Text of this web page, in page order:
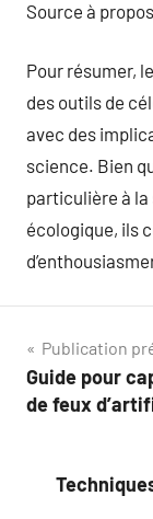
Source à
Pour résumer,
des outils de
avec des
science. Bien
particulière à la
écologique, ils
de
Publication
Guide pour
de feux